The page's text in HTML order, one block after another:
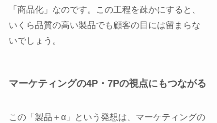
「商品化」なのです。この工程を疎かにすると、
いくら品質の高い製品でも顧客の目には留まらな
いでしょう。
マーケティングの4P・7Pの視点にもつながる
この「製品＋α」という発想は、マーケティングの